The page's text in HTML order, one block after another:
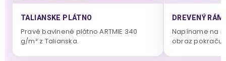
TALIANSKE PLÁTNO
Pravé bavlnené plátno ARTMIE 340
g/m² z Talianska.
DREVENÝ
Napíname na
obraz